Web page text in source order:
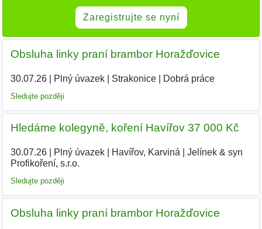
Zaregistrujte se nyní
Obsluha linky praní brambor Horažďovice
30.07.26| Plný úvazek| Strakonice| Dobrá práce
Sledujte později
Hledáme kolegyně, koření Havířov 37 000 Kč
30.07.26| Plný úvazek| Havířov, Karviná
Jelínek & syn
Profikoření, s.r.o.
Sledujte později
Obsluha linky praní brambor Horažďovice